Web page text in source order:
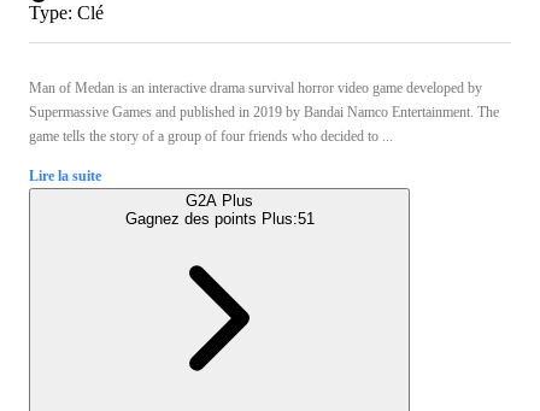
Type: Clé
Man of Medan is an interactive drama survival horror video game developed by
Supermassive Games and published in 2019 by Bandai Namco Entertainment. The
game tells the story of a group of four friends who decided to ...
Lire la suite
G2A Plus
Gagnez des points Plus:51